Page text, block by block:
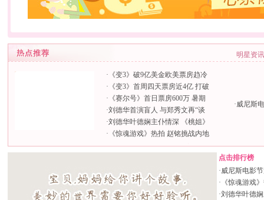
明星资讯
· 《变3》破9亿美金欧美票房趋冷
· 《变3》首周四天票房近4亿 打破
· 《赛尔号》首日票房600万 暑期
·刘德华首演盲人 与郑秀文再“谈
·刘德华叶德娴主仆情深 《桃姐》
· 《惊魂游戏》热拍 赵铭挑战内地
·威尼斯
点击排行榜
·威尼斯电影
· 《惊魂游戏
·刘德华叶德